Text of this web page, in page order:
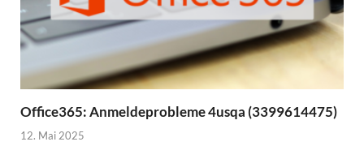
Office365: Anmeldeprobleme 4usqa (3399614475)
12. Mai 2025